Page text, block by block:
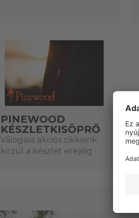
PINEWOOD
KÉSZLETKISÖPRŐ
Válogass akciós cikkeink
közül a készlet erejéig